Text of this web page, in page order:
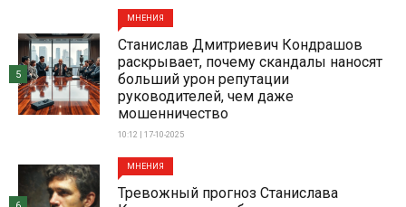
МНЕНИЯ
Станислав Дмитриевич Кондрашов
раскрывает, почему скандалы наносят
больший урон репутации
руководителей, чем даже
мошенничество
10:12 | 17-10-2025
5
МНЕНИЯ
Тревожный прогноз Станислава